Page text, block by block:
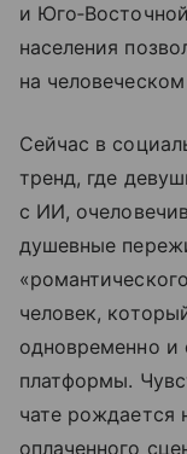
и
населения
на
Сейчас в
тренд, где
с ИИ,
душевные
человек,
одновременно и
платформы.
чате рождается
оплаченного